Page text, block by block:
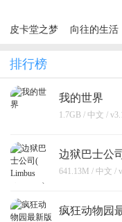
皮卡堂之梦
向往的生活
排行榜
我的世界
1.7GB / 中文 /
边狱巴士公
641.13M / 中文 /
疯狂动物园